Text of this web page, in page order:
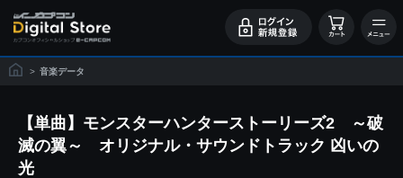
> 音楽データ
【単曲】モンスターハンターストーリーズ2 ～破
滅の翼～ オリジナル・サウンドトラック 凶いの
光